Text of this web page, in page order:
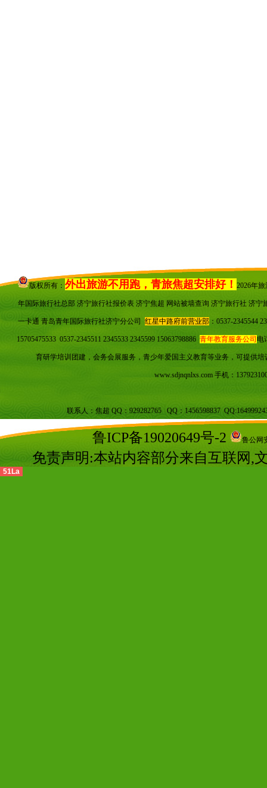
版权所有： 外出旅游不用跑，青旅焦超安排好！ 2026年
年国际旅行社总部 济宁旅行社报价表 济宁焦超 网站被墙查询 济宁旅行社 济宁
一卡通 青岛青年国际旅行社济宁分公司 红星中路府前营业部：0537-2345544
15705475533 0537-2345511 2345533 2345599 15063798886 青年教育服务公司 电
育研学培训团建，会务会展服务，青少年爱国主义教育等业务，可提供
www.sdjnqnlxs.com手机：
联系人：焦超 QQ：929282765 QQ：1456598837
鲁ICP备19020649号-2 鲁公网
免责声明:本站内容部分来自互联网,
51La